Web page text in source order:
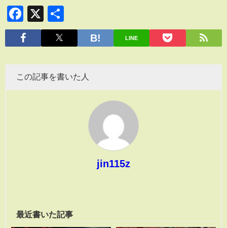
Facebook
X
有
LINE
この記事を書いた人
jin115z
最近書いた記事